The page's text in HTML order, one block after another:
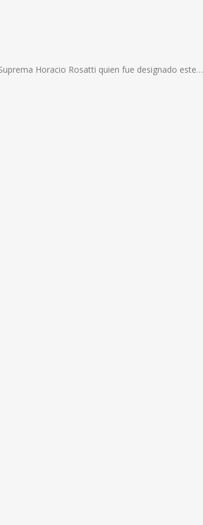
Horacio Rosatti quien fue designado este…